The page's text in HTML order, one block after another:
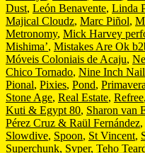
Dust, León Benavente, Linda
Majical Cloudz, Marc Piñol,
Metronomy, Mick Harvey
Mishima’, Mistakes Are Ok
Móveis Coloniais de Acaju,
Chico Tornado, Nine Inch
Pional, Pixies, Pond,
Stone Age, Real Estate, Refree,
Kuti & Egypt 80, Sharon van
Pérez Cruz & Raül Fernández,
Slowdive, Spoon, St Vincent,
Superchunk, Svper, Teho